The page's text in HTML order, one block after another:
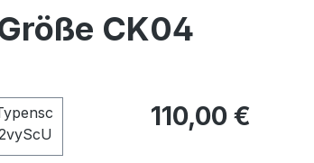
CK04
Regulärer Preis:
110,00 €